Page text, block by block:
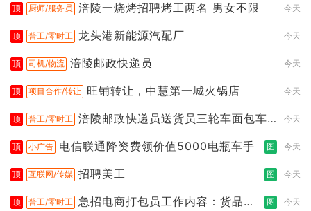
顶 厨师/服务员 涪陵一烧烤招聘烤工两名 男女不限 今天
顶 普工/零时工 龙头港新能源汽配厂 今天
顶 司机/物流 涪陵邮政快递员 今天
顶 项目合作/转让 旺铺转让，中慧第一城火锅店 今天
顶 普工/零时工 涪陵邮政快递员送货员三轮车面包车
今天
顶 小广告 电信联通降资费领价值5000电瓶车手 图 今天
顶 互联网/传媒 招聘美工 图 今天
顶 普工/零时工 急招电商打包员工作内容：货品分
图 今天